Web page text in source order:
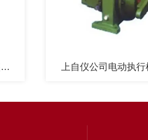
上自仪公司电动执行机构